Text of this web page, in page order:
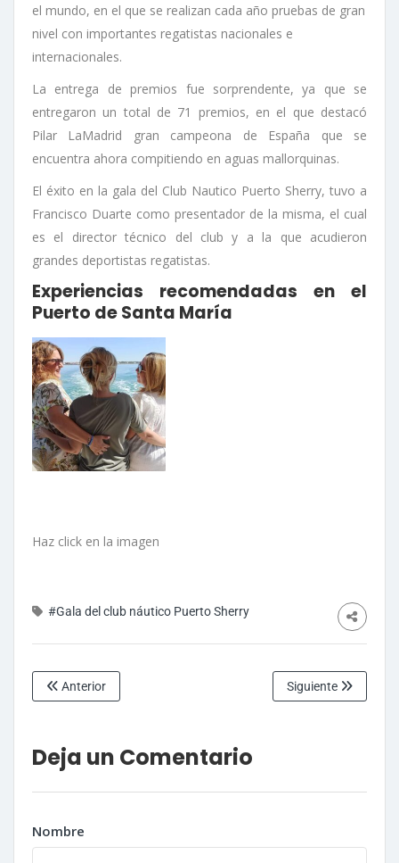
el mundo, en el que se realizan cada año pruebas de gran
nivel con importantes regatistas nacionales e
internacionales.
La entrega de premios fue sorprendente, ya que se
entregaron un total de 71 premios, en el que destacó
Pilar LaMadrid gran campeona de España que se
encuentra ahora compitiendo en aguas mallorquinas.
El éxito en la gala del Club Nautico Puerto Sherry, tuvo a
Francisco Duarte como presentador de la misma, el cual
es el director técnico del club y a la que acudieron
grandes deportistas regatistas.
Experiencias recomendadas en el
Puerto de Santa María
Haz click en la imagen
#Gala del club náutico Puerto Sherry
Anterior Siguiente
Deja un Comentario
Nombre